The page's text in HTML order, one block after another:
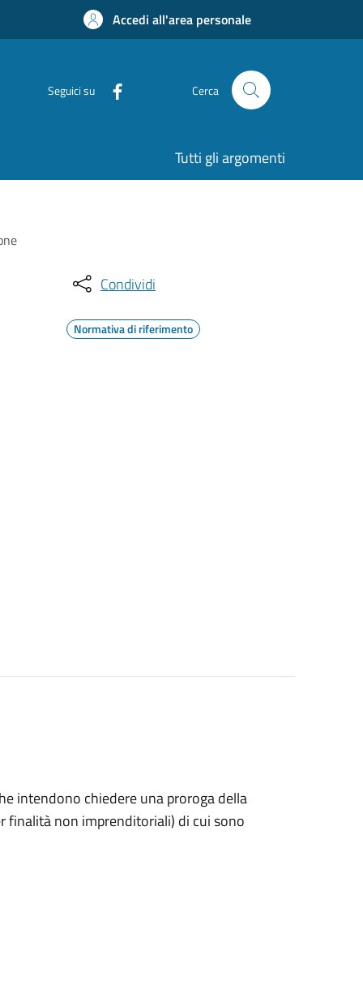
Accedi all'area personale
Seguici su Cerca
Tutti gli argomenti
Condividi
Normativa di riferimento
intendono chiedere una proroga della
finalità non imprenditoriali) di cui sono